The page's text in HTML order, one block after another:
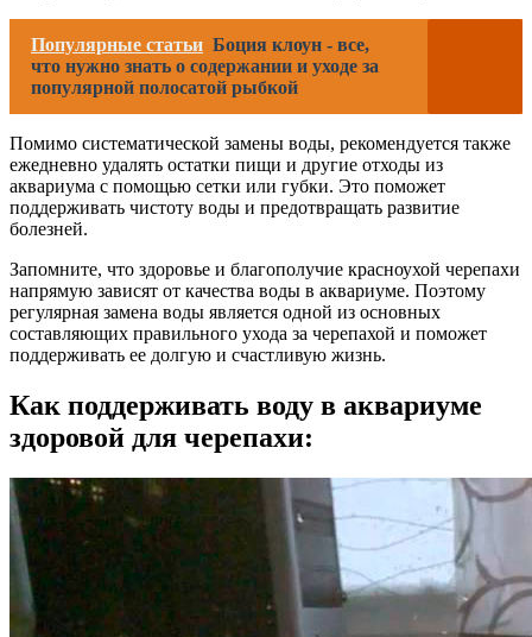
Популярные статьи Боция клоун - все,
что нужно знать о содержании и уходе за
популярной полосатой рыбкой
Помимо систематической замены воды, рекомендуется также
ежедневно удалять остатки пищи и другие отходы из
аквариума с помощью сетки или губки. Это поможет
поддерживать чистоту воды и предотвращать развитие
болезней.
Запомните, что здоровье и благополучие красноухой черепахи
напрямую зависят от качества воды в аквариуме. Поэтому
регулярная замена воды является одной из основных
составляющих правильного ухода за черепахой и поможет
поддерживать ее долгую и счастливую жизнь.
Как поддерживать воду в аквариуме
здоровой для черепахи: